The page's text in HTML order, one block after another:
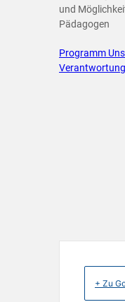
und
Pädagogen
Programm
Verantwortung
+ Zu